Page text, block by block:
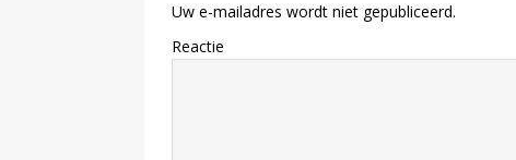
Uw e-mailadres wordt niet gepubliceerd.
Reactie